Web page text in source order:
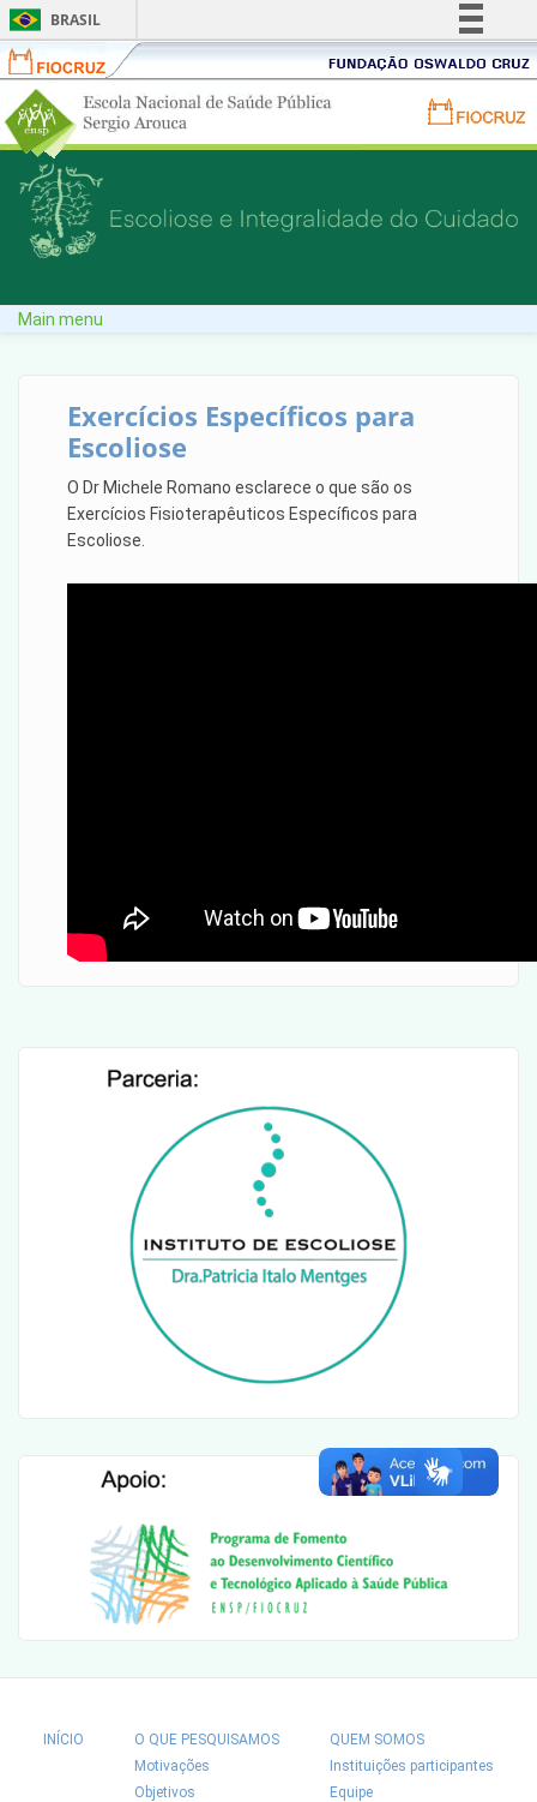
BRASIL
Simplifique!
Fiocruz
Fundação
Oswaldo
Cruz
Portal
ENSP
-
Escola
Nacional
Saúde
Sergio
Arouca
Portal
Oswaldo
Skip to main content
Main menu
Exercícios Específicos para
Escoliose
O Dr Michele Romano esclarece o que são os
Exercícios Fisioterapêuticos Específicos para
Escoliose.
INÍCIO
O QUE PESQUISAMOS
Motivações
Objetivos
QUEM SOMOS
Instituições participantes
Equipe